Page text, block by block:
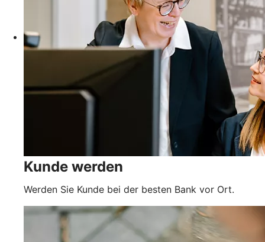
Kunde werden
Werden Sie Kunde bei der besten Bank vor Ort.